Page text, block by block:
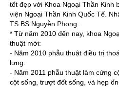
tốt đẹp với Khoa Ngoại Thần Kinh
viện Ngoại Thần Kinh Quốc Tế.
TS BS.Nguyễn Phong.
* Từ năm 2010 đến nay, khoa
thuật mới:
- Năm 2010 phẫu thuật điều trị
lưng.
- Năm 2011 phẫu thuật làm cứng
cột sống, trượt đốt sống, và hẹp